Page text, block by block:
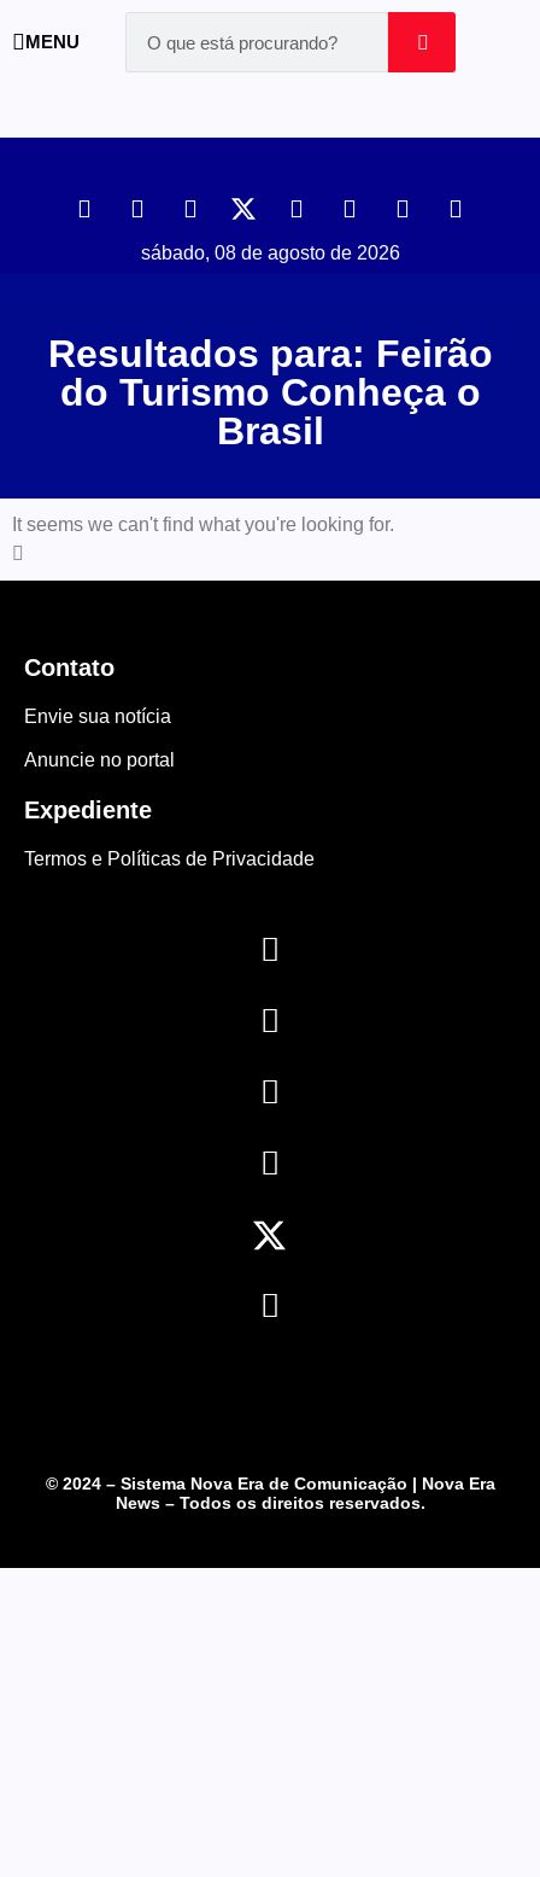
MENU
sábado, 08 de agosto de 2026
Resultados para: Feirão
do Turismo Conheça o
Brasil
It seems we can't find what you're looking for.
Contato
Envie sua notícia
Anuncie no portal
Expediente
Termos e Políticas de Privacidade
© 2024 – Sistema Nova Era de Comunicação | Nova Era
News – Todos os direitos reservados.